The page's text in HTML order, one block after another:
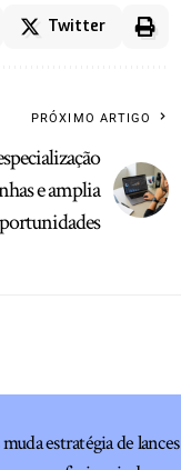
Twitter
PRÓXIMO ARTIGO
e amplia
estratégia de lances